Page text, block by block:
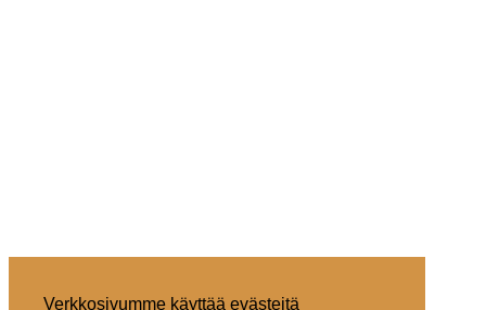
Verkkosivumme käyttää evästeitä